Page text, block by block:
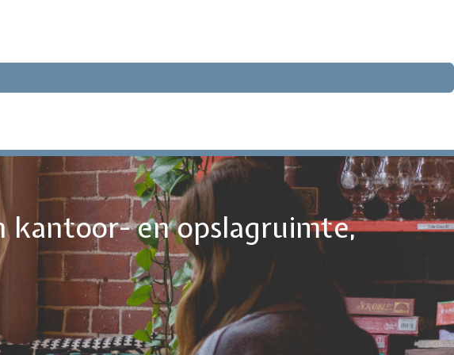
kantoor- en opslagruimte,